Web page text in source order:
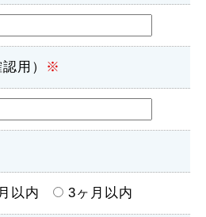
用） ※
以内 3ヶ月以内